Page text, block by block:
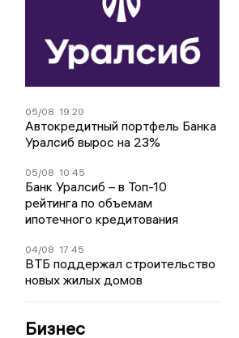
05/08 19:20
Автокредитный портфель Банка
Уралсиб вырос на 23%
05/08 10:45
Банк Уралсиб – в Топ-10
рейтинга по объемам
ипотечного кредитования
04/08 17:45
ВТБ поддержал строительство
новых жилых домов
Бизнес